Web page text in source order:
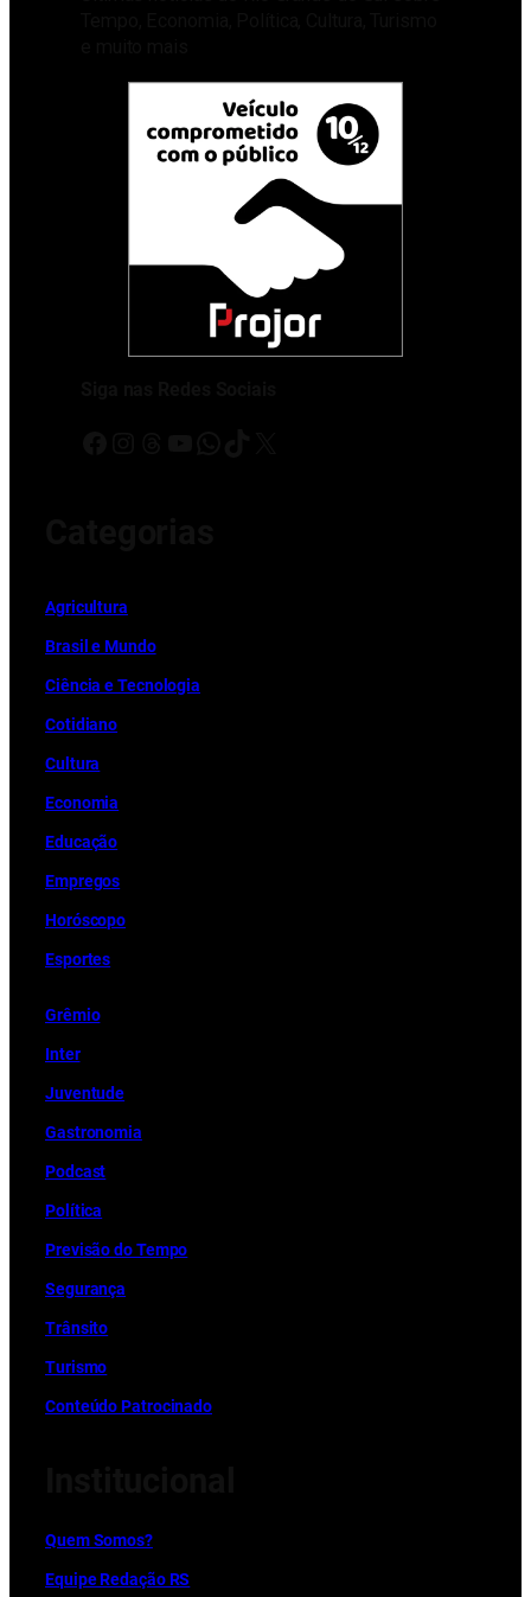
Agricultura
Brasil e Mundo
Ciência e Tecnologia
Cotidiano
Cultura
Economia
Educação
Empregos
Horóscopo
Esportes
Grêmio
Inter
Juventude
Gastronomia
Podcast
Política
Previsão do Tempo
Segurança
Trânsito
Turismo
Conteúdo Patrocinado
Quem Somos?
Equipe Redação RS